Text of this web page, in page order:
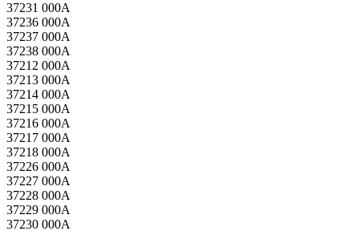
37231 000A
37236 000A
37237 000A
37238 000A
37212 000A
37213 000A
37214 000A
37215 000A
37216 000A
37217 000A
37218 000A
37226 000A
37227 000A
37228 000A
37229 000A
37230 000A